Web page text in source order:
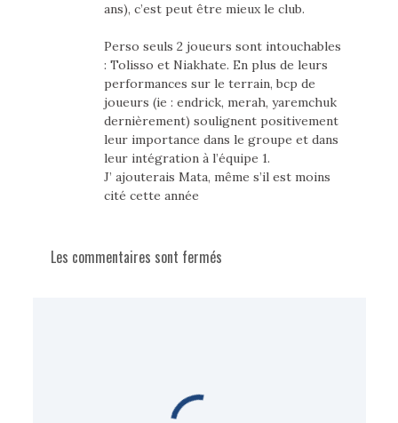
ans), c’est peut être mieux le club.
Perso seuls 2 joueurs sont intouchables
: Tolisso et Niakhate. En plus de leurs
performances sur le terrain, bcp de
joueurs (ie : endrick, merah, yaremchuk
dernièrement) soulignent positivement
leur importance dans le groupe et dans
leur intégration à l’équipe 1.
J’ ajouterais Mata, même s’il est moins
cité cette année
Les commentaires sont fermés